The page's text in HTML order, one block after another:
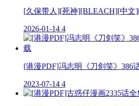
[久保带人][死神][BLEACH][中文
2026-01-14 4
[港漫PDF]冯志明《刀剑笑》386
2023-07-14 4